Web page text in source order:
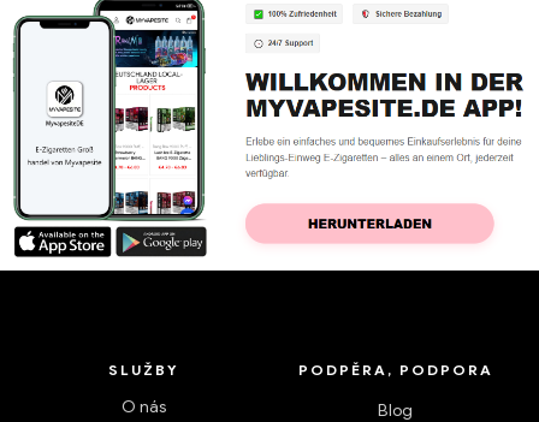
SLUŽBY
O nás
PODPĚRA, PODPORA
Blog